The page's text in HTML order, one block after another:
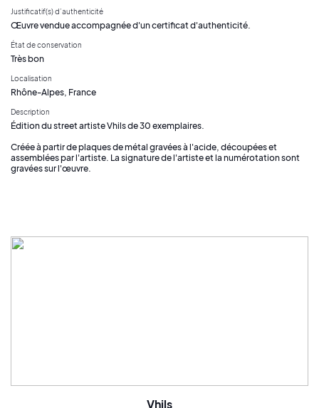
Justificatif(s) d’authenticité
Œuvre vendue accompagnée d'un certificat d'authenticité.
État de conservation
Très bon
Localisation
Rhône-Alpes, France
Description
Édition du street artiste Vhils de 30 exemplaires.
Créée à partir de plaques de métal gravées à l'acide, découpées et
assemblées par l'artiste. La signature de l'artiste et la numérotation sont
gravées sur l'œuvre.
Vhils